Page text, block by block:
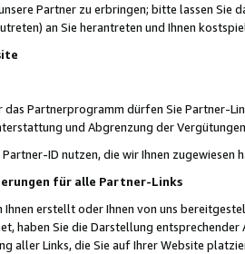
Partner zu erbringen; bitte lassen Sie
an Sie herantreten und Ihnen
das Partnerprogramm dürfen Sie Partner-
und Abgrenzung der
ID nutzen, die wir Ihnen zugewiesen
für alle Partner-Links
Ihnen erstellt oder Ihnen von uns
haben Sie die Darstellung
aller Links, die Sie auf Ihrer Website